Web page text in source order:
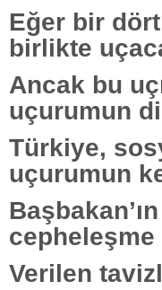
Eğer bir
birlikte
Ancak bu
uçurumun
Türkiye,
uçurumun
cepheleşme
Verilen